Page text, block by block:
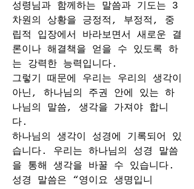
성령님과 함께하는 말씀과 기도는 3
차원의 상황을 긍정적, 부정적, 중
립적 입장에서 바라보면서 새로운 결
론이나 해결책을 얻을 수 있도록 하
는 강력한 능력입니다.
그렇기 때문에 우리는 우리의 생각이
아닌, 하나님의 주권 안에 있는 하
나님의 말씀, 생각을 가져야 합니
다.
하나님의 생각이 성경에 기록되어 있
습니다. 우리는 하나님의 성경 말씀
을 통해 생각을 바꿀 수 있습니다.
성경 말씀은 “영이요 생명입니